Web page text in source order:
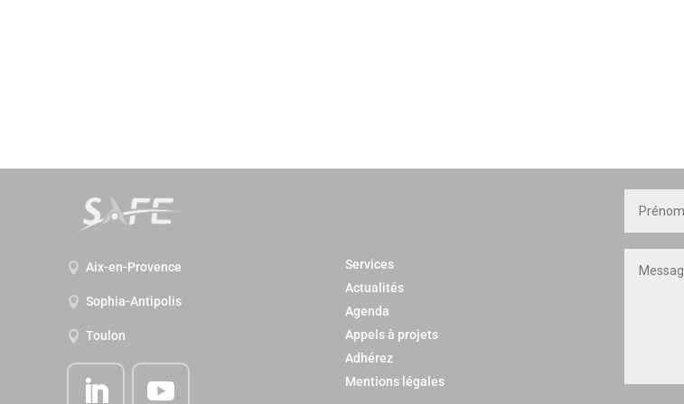
 Aix-en-Provence
 Sophia-Antipolis
 Toulon
Services
Actualités
Agenda
Appels à projets
Adhérez
Mentions légales